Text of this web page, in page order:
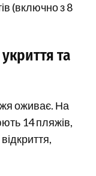
(включно з 8
та
оживає. На
14 пляжів,